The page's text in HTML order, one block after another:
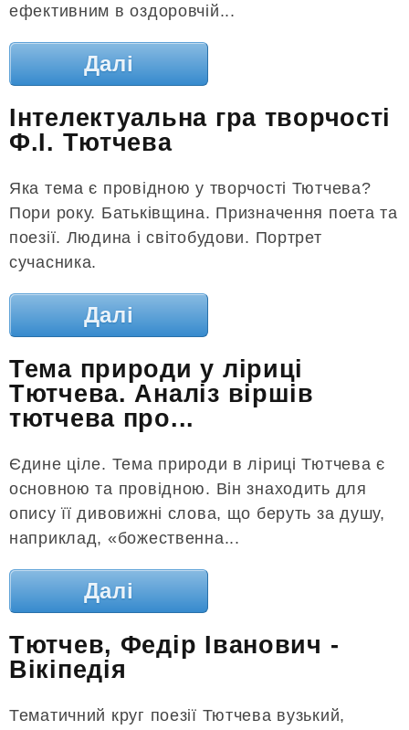
ефективним в оздоровчій...
Далі
Інтелектуальна гра творчості
Ф.І. Тютчева
Яка тема є провідною у творчості Тютчева?
Пори року. Батьківщина. Призначення поета та
поезії. Людина і світобудови. Портрет
сучасника.
Далі
Тема природи у ліриці
Тютчева. Аналіз віршів
тютчева про...
Єдине ціле. Тема природи в ліриці Тютчева є
основною та провідною. Він знаходить для
опису її дивовижні слова, що беруть за душу,
наприклад, «божественна...
Далі
Тютчев, Федір Іванович -
Вікіпедія
Тематичний круг поезії Тютчева вузький,